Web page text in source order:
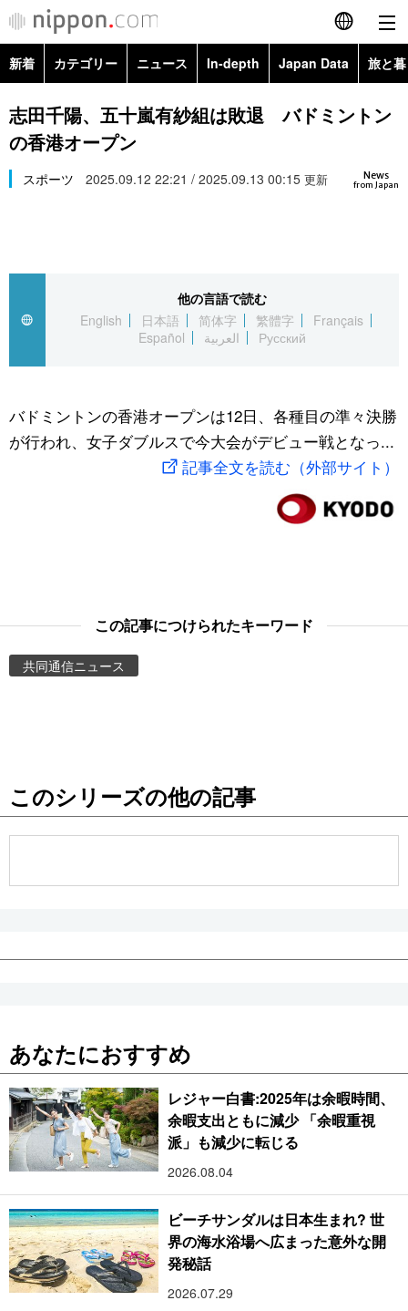
English
简体字
Русский
カテゴリー
経済・ビジネス
国際
文化
トップ
アーカイブ
In-depth
Japan Data
動画/Live
お知らせ
新着 カテゴリー ニュース In-depth Japan Data 旅と
政治・外交
経済・ビジネス
スポーツ・東京2020
Topics
志田千陽、五十嵐有紗組は敗退 バドミントン
の香港オープン
News
from Japan
スポーツ 2025.09.12 22:21 / 2025.09.13 00:15 更新
他の言語で読む
English
日本語 简体字 繁體字
Français
Español
العربية Русский
バドミントンの香港オープンは12日、各種目の準々決勝
が行われ、女子ダブルスで今大会がデビュー戦となっ...
記事全文を読む（外部サイト）
この記事につけられたキーワード
共同通信ニュース
このシリーズの他の記事
あなたにおすすめ
レジャー白書:2025年は余暇時間、
余暇支出ともに減少 「余暇重視
派」も減少に転じる
2026.08.04
ビーチサンダルは日本生まれ? 世
界の海水浴場へ広まった意外な開
発秘話
2026.07.29